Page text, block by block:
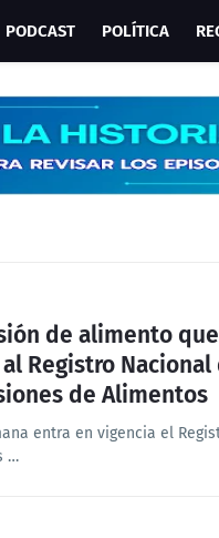
PODCAST POLÍTICA
de alimento
Registro Nacional
de Alimentos
entra en vigencia el
…